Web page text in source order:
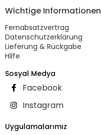
Wichtige Informationen
Fernabsatzvertrag
Datenschutzerklärung
Lieferung & Rückgabe
Hilfe
Sosyal Medya
Facebook
Instagram
Uygulamalarımız